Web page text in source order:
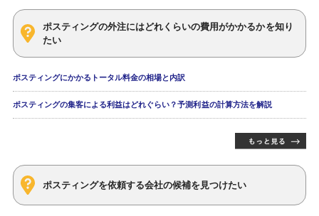
ポスティングの外注にはどれくらいの費用がかかるかを知り
たい
ポスティングにかかるトータル料金の相場と内訳
ポスティングの集客による利益はどれぐらい？予測利益の計算方法を解説
ポスティングを依頼する会社の候補を見つけたい